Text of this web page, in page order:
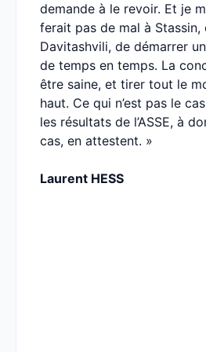
demande à le revoir. Et je
ferait pas de mal à Stassin,
Davitashvili, de démarrer
de temps en temps. La
être saine, et tirer tout le
haut. Ce qui n’est pas le
les résultats de l’ASSE, à
cas, en attestent. »
Laurent HESS